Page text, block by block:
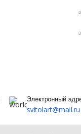
Электронный
svitolart@mail.ru